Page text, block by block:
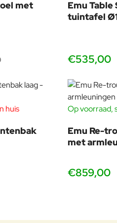
toe uit dezelfde Heaven
alle Heaven
comfort
de lichtheid van het
met
Emu
tuintafel
€535,00
huis Op voorraad,
Emu Re-
met
€859,00